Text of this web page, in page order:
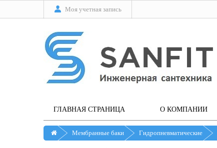
Моя учетная запись
ГЛАВНАЯ СТРАНИЦА О КОМПАНИИ
Мембранные баки Гидропневматические